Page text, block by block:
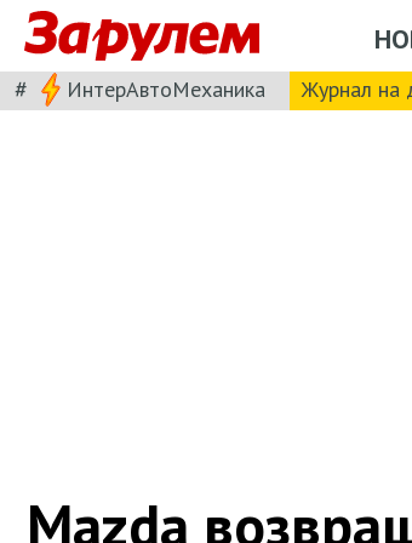
# ИнтерАвтоМеханика Журнал на
Mazda